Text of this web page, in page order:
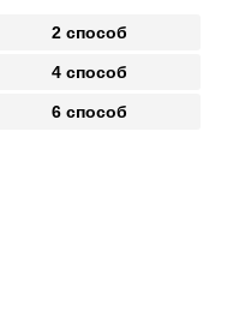
2 способ
4 способ
6 способ